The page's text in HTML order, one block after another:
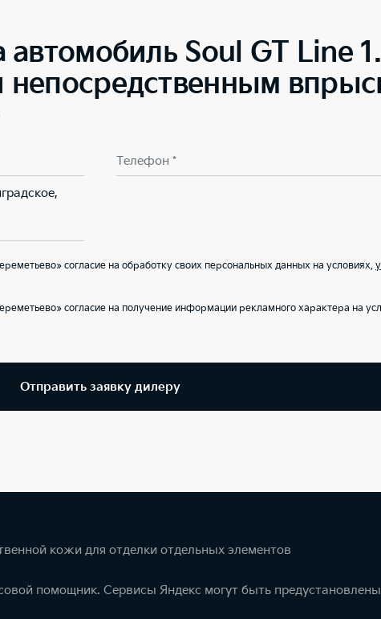
автомобиль Soul GT Line
непосредственным
Телефон *
согласие на обработку своих персональных данных на условиях,
согласие на получение информации рекламного характера на
Отправить заявку дилеру
кожи для отделки отдельных элементов
помощник. Сервисы Яндекс могут быть